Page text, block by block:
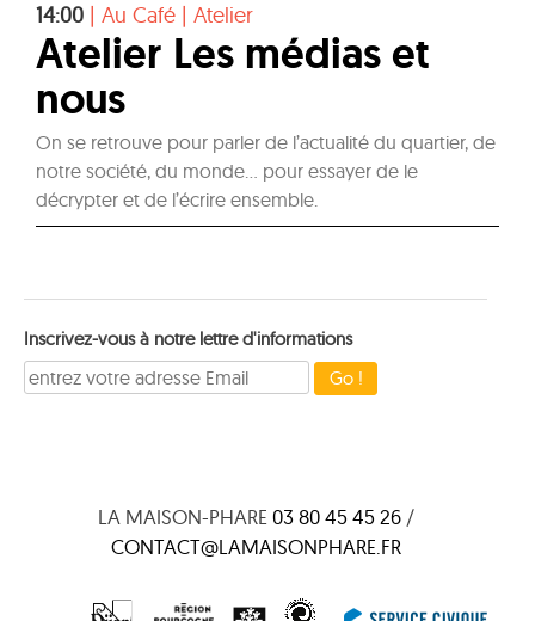
14:00 | Au Café | Atelier
Atelier Les médias et
nous
On se retrouve pour parler de l’actualité du quartier, de
notre société, du monde… pour essayer de le
décrypter et de l’écrire ensemble.
Inscrivez-vous à notre lettre d'informations
LA MAISON-PHARE 03 80 45 45 26 /
CONTACT@LAMAISONPHARE.FR